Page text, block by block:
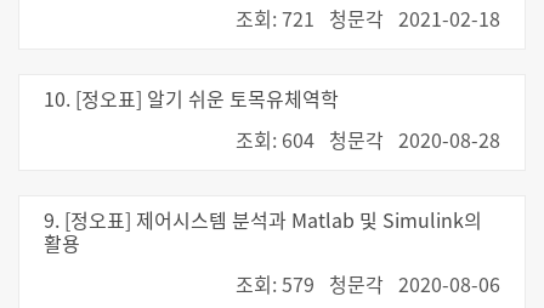
조회: 721 청문각 2021-02-18
10. [정오표] 알기 쉬운 토목유체역학
조회: 604 청문각 2020-08-28
9. [정오표] 제어시스템 분석과 Matlab 및 Simulink의
활용
조회: 579 청문각 2020-08-06